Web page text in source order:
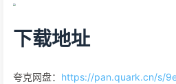
下载地址
夸克网盘： https://pan.quark.cn/s/